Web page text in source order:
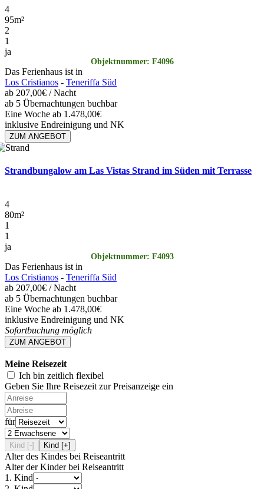
4
95m²
2
1
ja
Objektnummer: F4096
Das Ferienhaus ist in
Los Cristianos - Teneriffa Süd
ab 207,00€ / Nacht
ab 5 Übernachtungen buchbar
Eine Woche ab 1.478,00€
inklusive Endreinigung und NK
ZUM ANGEBOT
Strandbungalow am Las Vistas Strand im Süden mit Terrasse
4
80m²
1
1
ja
Objektnummer: F4093
Das Ferienhaus ist in
Los Cristianos - Teneriffa Süd
ab 207,00€ / Nacht
ab 5 Übernachtungen buchbar
Eine Woche ab 1.478,00€
inklusive Endreinigung und NK
Sofortbuchung möglich
ZUM ANGEBOT
Meine Reisezeit
Ich bin zeitlich flexibel
Geben Sie Ihre Reisezeit zur Preisanzeige ein
für
Kind [-] Kind [+]
Alter des Kindes bei Reiseantritt
Alter der Kinder bei Reiseantritt
1. Kind